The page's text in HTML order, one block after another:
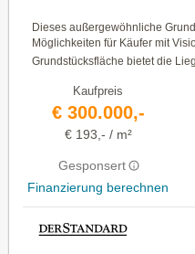
Dieses außergewöhnliche
Möglichkeiten für Käufer mit
Grundstücksfläche bietet die
Kaufpreis
€ 300.000,-
€ 193,- / m²
Gesponsert
Finanzierung berechnen